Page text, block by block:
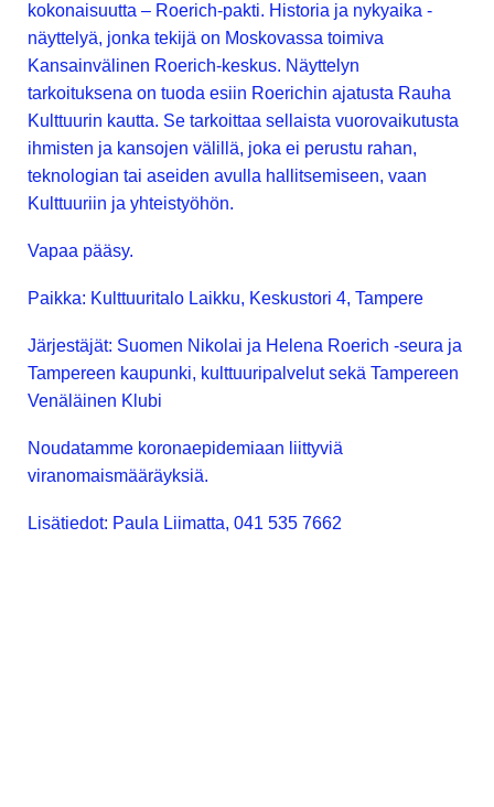
kokonaisuutta – Roerich-pakti. Historia ja nykyaika -
näyttelyä, jonka tekijä on Moskovassa toimiva
Kansainvälinen Roerich-keskus. Näyttelyn
tarkoituksena on tuoda esiin Roerichin ajatusta Rauha
Kulttuurin kautta. Se tarkoittaa sellaista vuorovaikutusta
ihmisten ja kansojen välillä, joka ei perustu rahan,
teknologian tai aseiden avulla hallitsemiseen, vaan
Kulttuuriin ja yhteistyöhön.
Vapaa pääsy.
Paikka: Kulttuuritalo Laikku, Keskustori 4, Tampere
Järjestäjät: Suomen Nikolai ja Helena Roerich -seura ja
Tampereen kaupunki, kulttuuripalvelut sekä Tampereen
Venäläinen Klubi
Noudatamme koronaepidemiaan liittyviä
viranomaismääräyksiä.
Lisätiedot: Paula Liimatta, 041 535 7662